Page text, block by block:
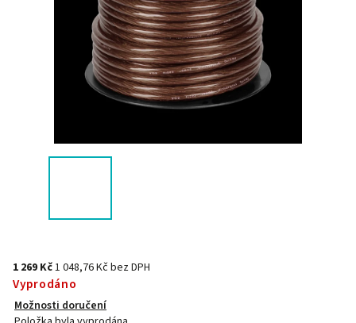
1 269 Kč1 048,76 Kč bez DPH
Vyprodáno
Možnosti doručení